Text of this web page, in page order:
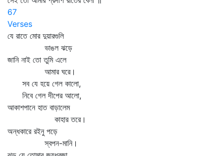
67
Verses
যে রাতে মোর দুয়ারগুলি
ভাঙল ঝড়ে
জানি নাই তো তুমি এলে
আমার ঘরে।
সব যে হয়ে গেল কালো,
নিবে গেল দীপের আলো,
আকাশপানে হাত বাড়ালেম
কাহার তরে।
অন্ধকারে রইনু পড়ে
স্বপন-মানি।